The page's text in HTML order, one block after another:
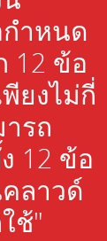
ำหนด
12 ข้อ
ยงไม่กี่
รถ
12 ข้อ
คลาวด์
ช้"